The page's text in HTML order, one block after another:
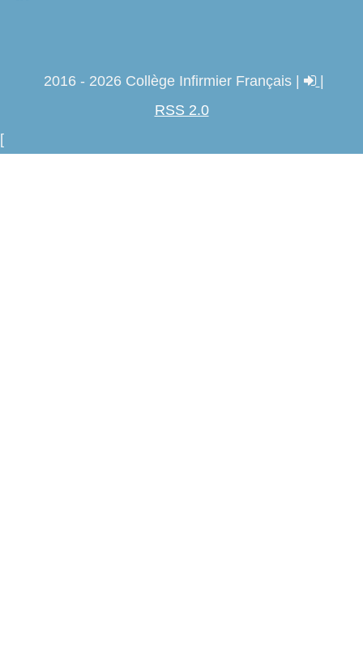
2016 - 2026 Collège Infirmier Français |
|
RSS 2.0
[